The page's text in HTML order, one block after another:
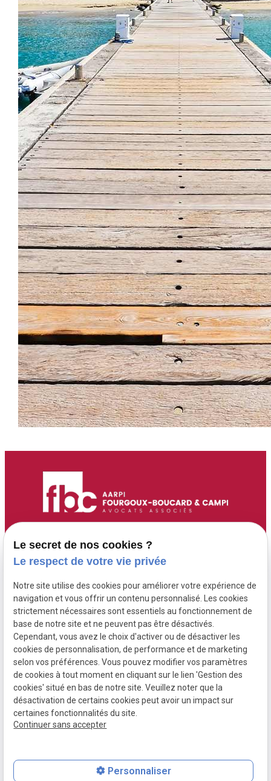
Adresse :
6 Route de Didier
97200 FORT DE
FRANCE ( 6 rue de
Didier )
Contact :
05 96 70 00 13
boucard-campi-
avocats.com
Maître Campi
Honoraires
Postulation
Actualités
Le secret de nos cookies ?
Le respect de votre vie privée
Notre site utilise des cookies pour améliorer votre expérience de
navigation et vous offrir un contenu personnalisé. Les cookies
strictement nécessaires sont essentiels au fonctionnement de
base de notre site et ne peuvent pas être désactivés.
Cependant, vous avez le choix d'activer ou de désactiver les
cookies de personnalisation, de performance et de marketing
selon vos préférences. Vous pouvez modifier vos paramètres
de cookies à tout moment en cliquant sur le lien 'Gestion des
cookies' situé en bas de notre site. Veuillez noter que la
désactivation de certains cookies peut avoir un impact sur
certaines fonctionnalités du site.
Continuer sans accepter
Personnaliser